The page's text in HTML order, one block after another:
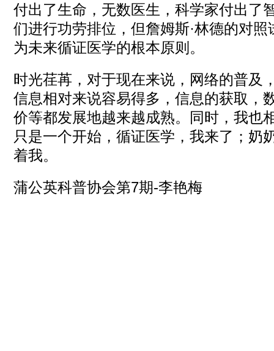
付出了生命，无数医生，科学家付出了
们进行功劳排位，但詹姆斯·林德的对
为未来循证医学的根本原则。
时光荏苒，对于现在来说，网络的普及
信息相对来说容易得多，信息的获取，
价等都发展地越来越成熟。同时，我也
只是一个开始，循证医学，我来了；奶
着我。
蒲公英科普协会第7期-李艳梅